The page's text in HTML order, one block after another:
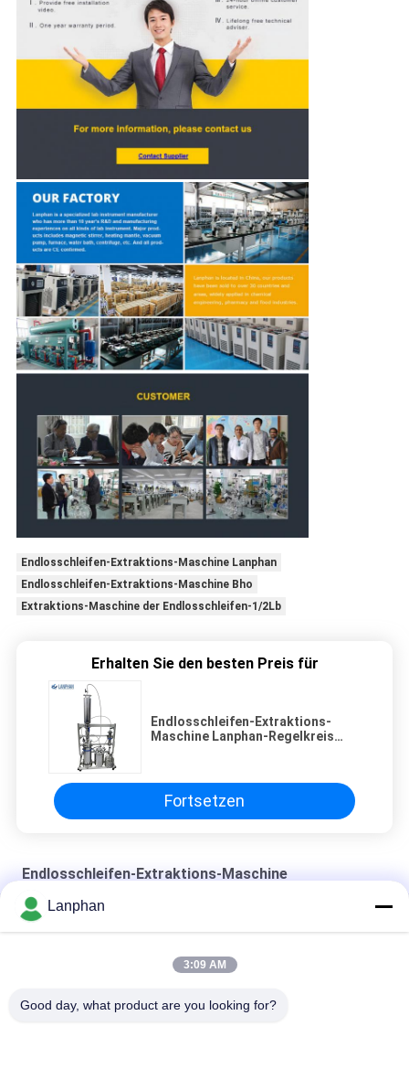
Endlosschleifen-Extraktions-Maschine Lanphan
Endlosschleifen-Extraktions-Maschine Bho
Extraktions-Maschine der Endlosschleifen-1/2Lb
Erhalten Sie den besten Preis für
Endlosschleifen-Extraktions-
Maschine Lanphan-Regelkreis
Fortsetzen
Endlosschleifen-Extraktions-Maschine
SS304 schloss Schleifen-Extraktion Machiner
Lanphan
3:09 AM
Good day, what product are you looking for?